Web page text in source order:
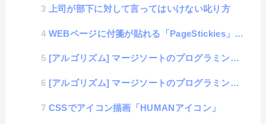
上司が部下に対して言ってはいけない叱り方
WEBページに付箋が貼れる「PageStickies」をChrome拡張機能で公開
[アルゴリズム] マージソートのプログラミング（Ruby編）
[アルゴリズム] マージソートのプログラミング（Go言語編）
CSSでアイコン描画「HUMANアイコン」